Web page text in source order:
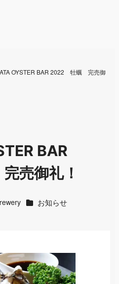
OYSTER BAR 2022 牡蠣 完売御
BAR
売御礼！
カテゴリー
お知らせ